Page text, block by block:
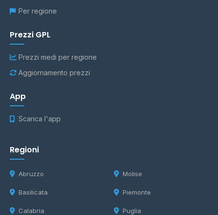
Per regione
Prezzi GPL
Prezzi medi per regione
Aggiornamento prezzi
App
Scarica l'app
Regioni
Abruzzo
Basilicata
Calabria
Molise
Piemonte
Puglia